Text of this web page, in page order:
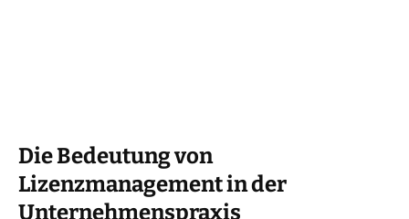
Die Bedeutung von
Lizenzmanagement in der
Unternehmenspraxis